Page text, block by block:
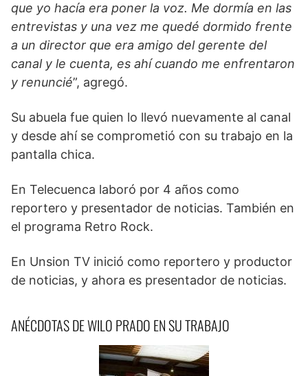
que yo hacía era poner la voz. Me dormía en las
entrevistas y una vez me quedé dormido frente
a un director que era amigo del gerente del
canal y le cuenta, es ahí cuando me enfrentaron
y renuncié”, agregó.
Su abuela fue quien lo llevó nuevamente al canal
y desde ahí se comprometió con su trabajo en la
pantalla chica.
En Telecuenca laboró por 4 años como
reportero y presentador de noticias. También en
el programa Retro Rock.
En Unsion TV inició como reportero y productor
de noticias, y ahora es presentador de noticias.
ANÉCDOTAS DE WILO PRADO EN SU TRABAJO